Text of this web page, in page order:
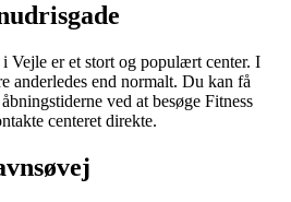
Vejle er et stort og populært center. I
anderledes end normalt. Du kan få
ved at besøge Fitness
centeret direkte.